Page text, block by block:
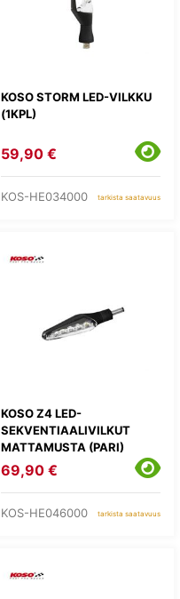
KOSO STORM LED-VILKKU
(1KPL)
59,90 €
KOS-HE034000 tarkista saatavuus
KOSO Z4 LED-
SEKVENTIAALIVILKUT
MATTAMUSTA (PARI)
69,90 €
KOS-HE046000 tarkista saatavuus